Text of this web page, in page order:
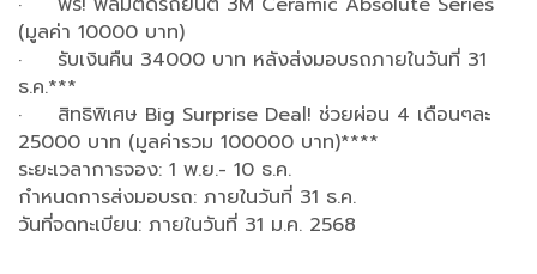
(มูลค่า 10000 บาท)
· รับเงินคืน 34000 บาท หลังส่งมอบรถภายในวันที่ 31
ธ.ค.***
· สิทธิพิเศษ Big Surprise Deal! ช่วยผ่อน 4 เดือนๆละ
25000 บาท (มูลค่ารวม 100000 บาท)****
ระยะเวลาการจอง: 1 พ.ย.- 10 ธ.ค.
กำหนดการส่งมอบรถ: ภายในวันที่ 31 ธ.ค.
วันที่จดทะเบียน: ภายในวันที่ 31 ม.ค. 2568